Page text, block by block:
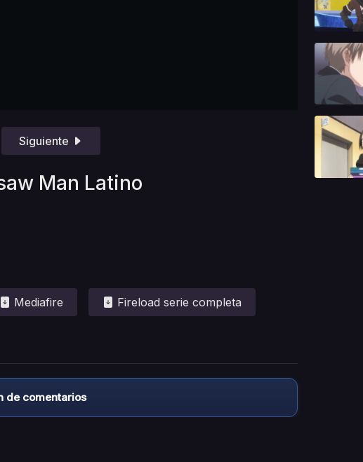
Siguiente
Man Latino
Mediafire Fireload serie completa
de comentarios